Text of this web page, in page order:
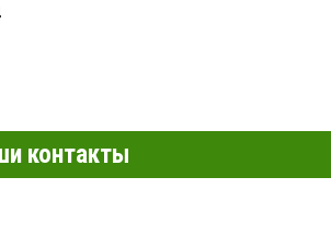
контакты